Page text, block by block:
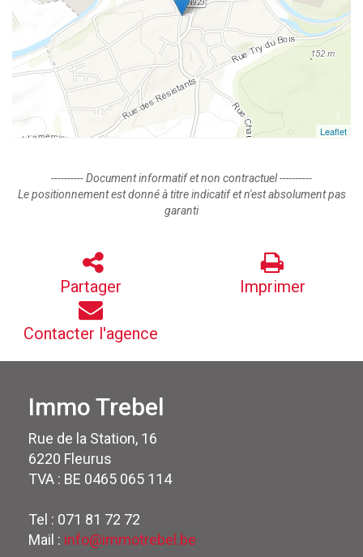
Leaflet
---------- Document informatif et non contractuel ----------
Le positionnement est donné à titre indicatif et n'est absolument pas
garanti
Partager Imprimer
Contacter l'agence
Immo Trebel
Rue de la Station, 16
6220 Fleurus
TVA : BE 0465 065 114
Tel : 071 81 72 72
Mail : info@immotrebel.be